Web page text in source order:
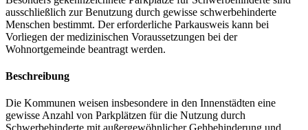
ausschließlich zur Benutzung durch gewisse schwerbehinderte
Menschen bestimmt. Der erforderliche Parkausweis kann bei
Vorliegen der medizinischen Voraussetzungen bei der
Wohnortgemeinde beantragt werden.
Beschreibung
Die Kommunen weisen insbesondere in den Innenstädten eine
gewisse Anzahl von Parkplätzen für die Nutzung durch